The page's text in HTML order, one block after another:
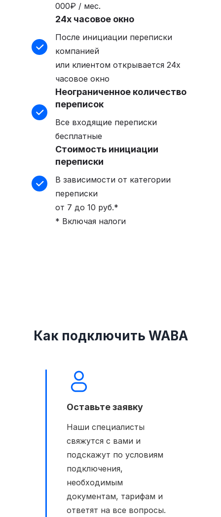
000₽ / мес.
24х часовое окно
После инициации переписки
компанией
или клиентом открывается 24х
часовое окно
Неограниченное количество
переписок
Все входящие переписки
бесплатные
Стоимость инициации
переписки
В зависимости от категории
переписки
от 7 до 10 руб.*
* Включая налоги
Как подключить WABA
Оставьте заявку
Наши специалисты
свяжутся с вами и
подскажут по условиям
подключения,
необходимым
документам, тарифам и
ответят на все вопросы.